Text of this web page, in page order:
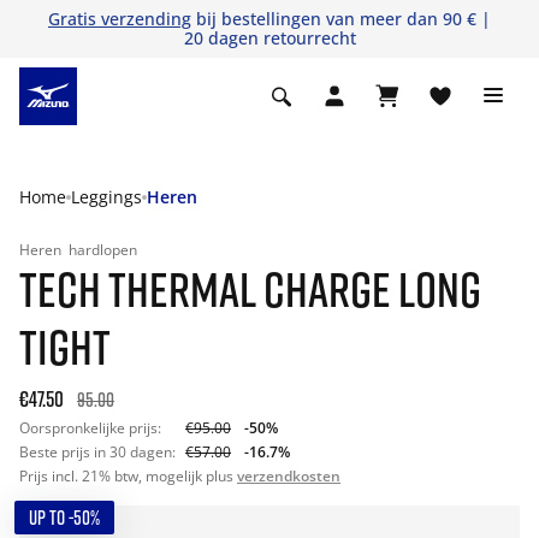
Gratis verzending bij bestellingen van meer dan 90 € |
20 dagen retourrecht
Home Leggings Heren
Heren hardlopen
TECH THERMAL CHARGE LONG
TIGHT
€47.50 95.00
Oorspronkelijke prijs: €95.00
-50%
Beste prijs in 30 dagen: €57.00
-16.7%
Prijs incl. 21% btw, mogelijk plus verzendkosten
UP TO -50%